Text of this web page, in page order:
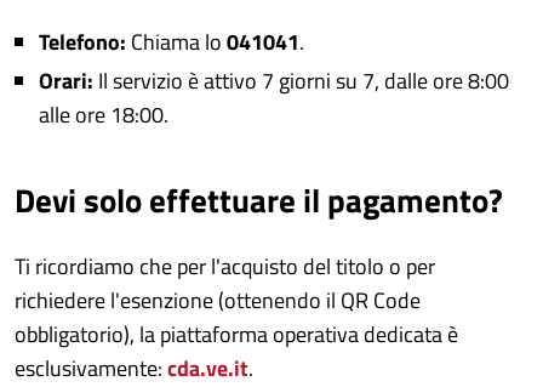
Telefono: Chiama lo041041.
Orari: Il servizio è attivo 7 giorni su 7, dalle ore 8:00
alle ore 18:00.
Devi solo effettuare il pagamento?
Ti ricordiamo che per l'acquisto del titolo o per
richiedere l'esenzione (ottenendo il QR Code
obbligatorio), la piattaforma operativa dedicata è
esclusivamente:cda.ve.it.